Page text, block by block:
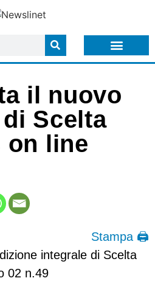
il nuovo
Scelta
on line
Stampa 🖨
integrale di Scelta
02 n.49